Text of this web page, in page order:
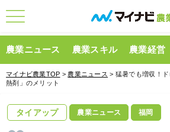
農業ニュース 農業スキル 農業経営
マイナビ農業TOP > 農業ニュース > 猛暑でも増収！
熱剤」のメリット
タイアップ 農業ニュース 福岡